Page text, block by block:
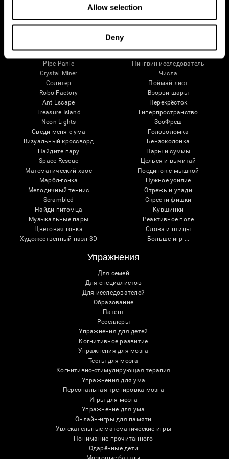
Allow selection
Deny
Игры Для Мозга
Pipe Panic
Crystal Miner
Солитер
Robo Factory
Ant Escape
Treasure Island
Neon Lights
Сведи меня с ума
Визуальный кроссворд
Найдите пару
Space Rescue
Математический хаос
Марбл-гонка
Мелодичный теннис
Scrambled
Найди питомца
Музыкальные пары
Цветовая гонка
Художественный пазл 3D
Пингвин-исследователь
Числа
Поймай лист
Взорви шары
Перекрёсток
Гиперпространство
ЗооФреш
Головоломка
Бензоколонка
Пары и суммы
Целься и вычитай
Поединок с мышкой
Нужное усилие
Отрежь и упади
Скрести фишки
Кувшинки
Реактивное поле
Слова и птицы
Больше игр ...
Упражнения
Для семей
Для специалистов
Для исследователей
Образование
Патент
Реселлеры
Упражнения для детей
Когнитивное развитие
Упражнения для мозга
Тесты для мозга
Когнитивно-стимулирующая терапия
Упражнения для ума
Персональная тренировка мозга
Игры для мозга
Упражнение для ума
Онлайн-игры для памяти
Увлекательные математические игры
Понимание прочитанного
Одарённые дети